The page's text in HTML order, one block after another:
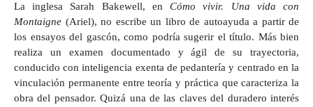
La inglesa Sarah Bakewell, enCómo vivir. Una vida con
Montaigne (Ariel), no escribe un libro de autoayuda a partir de
los ensayos del gascón, como podría sugerir el título. Más bien
realiza un examen documentado y ágil de su trayectoria,
conducido con inteligencia exenta de pedantería y centrado en la
vinculación permanente entre teoría y práctica que caracteriza la
obra del pensador. Quizá una de las claves del duradero interés